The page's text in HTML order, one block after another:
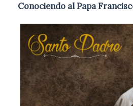
Conociendo al Papa